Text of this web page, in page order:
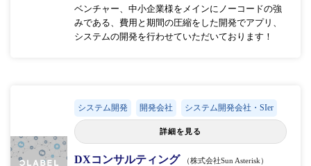
ベンチャー、中小企業様をメインにノーコードの強
みである、費用と期間の圧縮をした開発でアプリ、
システムの開発を行わせていただいております！
システム開発 開発会社 システム開発会社・SIer
詳細を見る
DXコンサルティング （株式会社Sun Asterisk）